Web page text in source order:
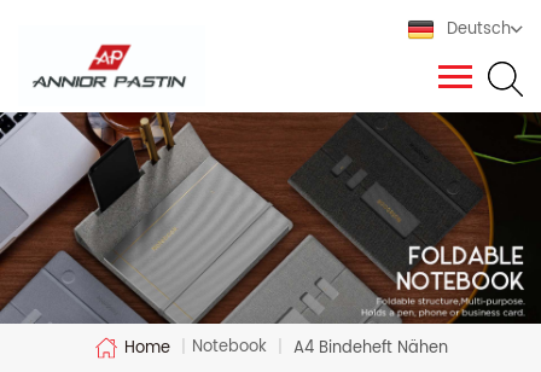
Deutsch
Home | Notebook | A4 Bindeheft Nähen